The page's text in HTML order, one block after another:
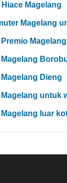
Hiace Magelang
Magelang
Magelang
Magelang
Dieng
Magelang untuk
luar